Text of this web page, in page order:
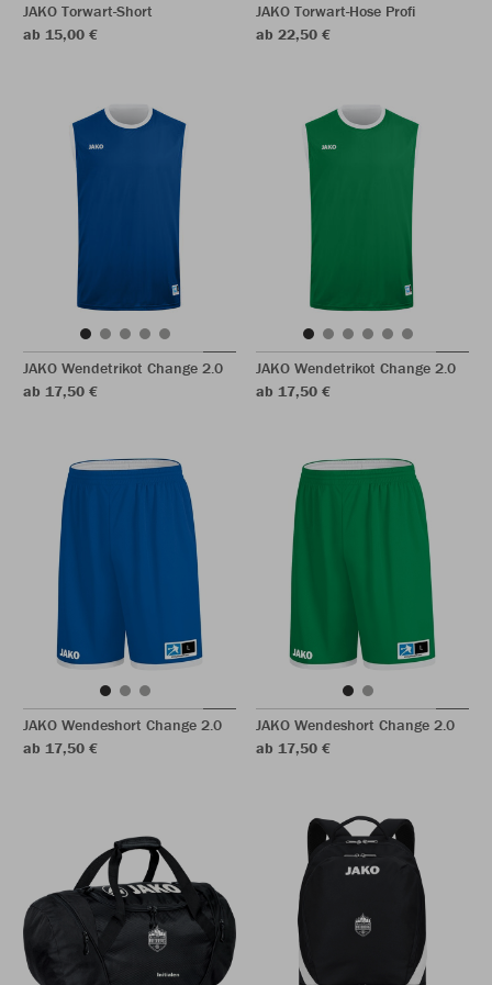
JAKO Torwart-Short
ab 15,00 €
JAKO Torwart-Hose Profi
ab 22,50 €
JAKO Wendetrikot Change 2.0
ab 17,50 €
JAKO Wendetrikot Change 2.0
ab 17,50 €
JAKO Wendeshort Change 2.0
ab 17,50 €
JAKO Wendeshort Change 2.0
ab 17,50 €